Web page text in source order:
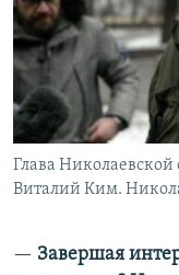
Глава
Виталий Ким.
—​ Завершая